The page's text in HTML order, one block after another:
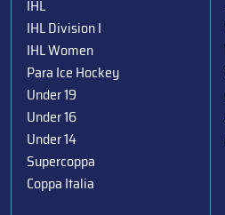
IHL
IHL Division I
IHL Women
Para Ice Hockey
Under 19
Under 16
Under 14
Supercoppa
Coppa Italia